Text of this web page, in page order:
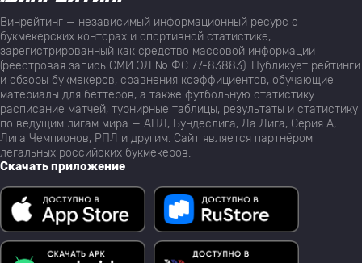
Винрейтинг — независимый информационный ресурс о
букмекерских конторах и спортивной статистике,
зарегистрированный как средство массовой информации
(реестровая запись СМИ ЭЛ № ФС 77-83883). Публикует рейтинги
и обзоры букмекеров, сравнения коэффициентов, обучающие
материалы для беттеров, а также футбольную статистику:
расписание матчей, турнирные таблицы, результаты и статистику
по ведущим лигам мира — АПЛ, Бундеслига, Ла Лига, Серия А,
Лига Чемпионов, РПЛ и другим. Сайт является партнёром
легальных российских букмекеров.
Скачать приложение